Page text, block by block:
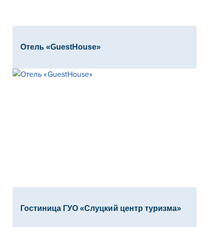
Отель «GuestHouse»
Гостиница ГУО «Слуцкий центр туризма»